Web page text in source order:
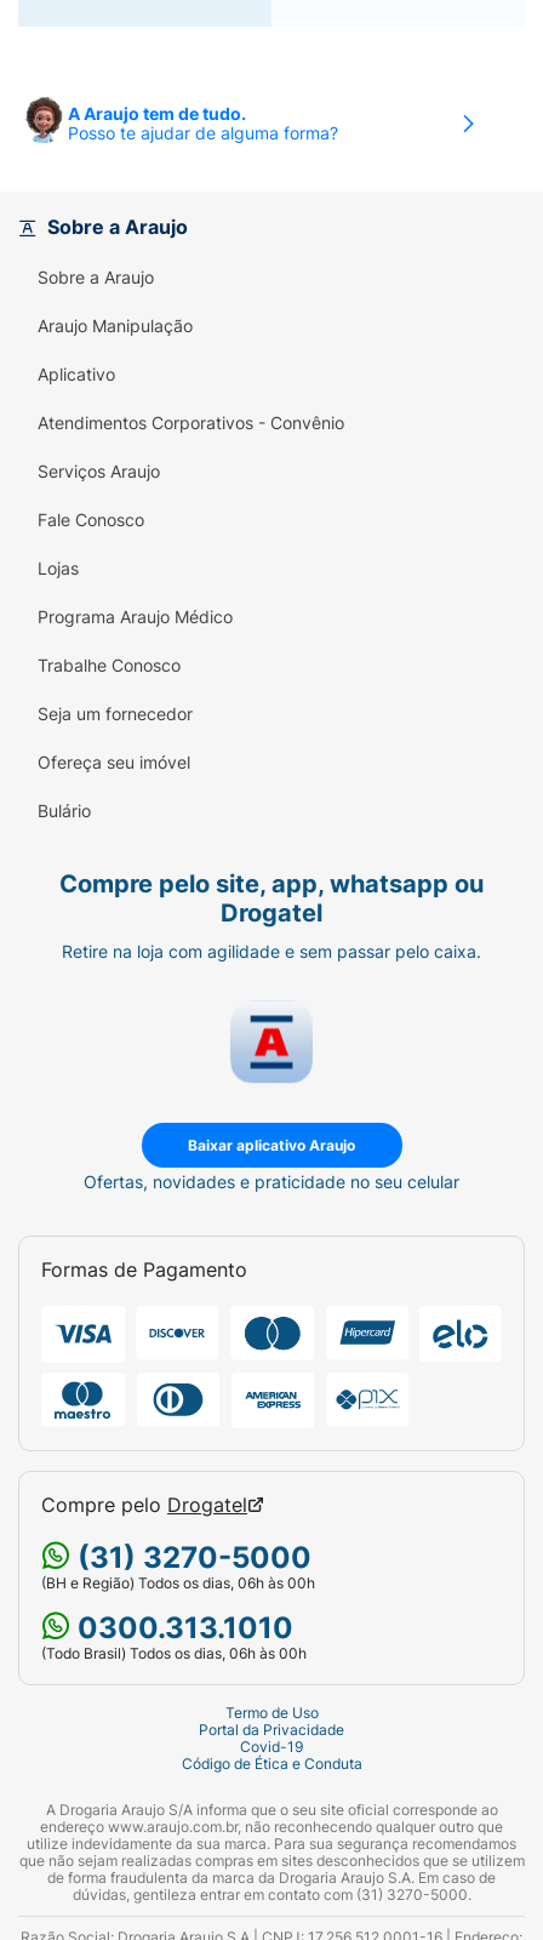
A Araujo tem de tudo.
Posso te ajudar de alguma forma?
Sobre a Araujo
Sobre a Araujo
Araujo Manipulação
Aplicativo
Atendimentos Corporativos - Convênio
Serviços Araujo
Fale Conosco
Lojas
Programa Araujo Médico
Trabalhe Conosco
Seja um fornecedor
Ofereça seu imóvel
Bulário
Compre pelo site, app, whatsapp ou
Drogatel
Retire na loja com agilidade e sem passar pelo caixa.
Baixar aplicativo Araujo
Ofertas, novidades e praticidade no seu celular
Formas de Pagamento
Compre pelo Drogatel
(31) 3270-5000
(BH e Região) Todos os dias, 06h às 00h
0300.313.1010
(Todo Brasil) Todos os dias, 06h às 00h
Termo de Uso
Portal da Privacidade
Covid-19
Código de Ética e Conduta
A Drogaria Araujo S/A informa que o seu site oficial corresponde ao
endereço www.araujo.com.br, não reconhecendo qualquer outro que
utilize indevidamente da sua marca. Para sua segurança recomendamos
que não sejam realizadas compras em sites desconhecidos que se utilizem
de forma fraudulenta da marca da Drogaria Araujo S.A. Em caso de
dúvidas, gentileza entrar em contato com (31) 3270-5000.